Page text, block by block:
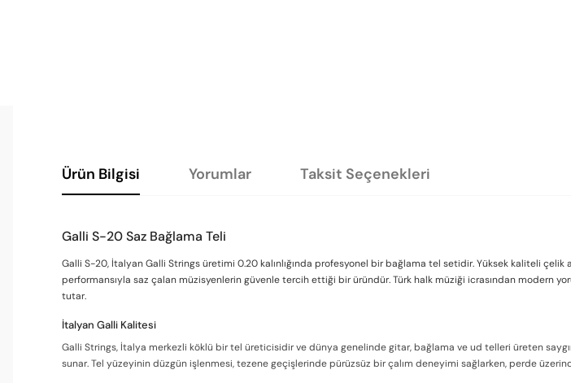
Ürün Bilgisi Yorumlar Taksit Seçenekleri
Galli S-20 Saz Bağlama Teli
Galli S-20, İtalyan Galli Strings üretimi 0.20 kalınlığında profesyonel bir bağlama tel setidir. Yüksek kaliteli
performansıyla saz çalan müzisyenlerin güvenle tercih ettiği bir üründür. Türk halk müziği icrasından modern
tutar.
İtalyan Galli Kalitesi
Galli Strings, İtalya merkezli köklü bir tel üreticisidir ve dünya genelinde gitar, bağlama ve ud telleri üreten
sunar. Tel yüzeyinin düzgün işlenmesi, tezene geçişlerinde pürüzsüz bir çalım deneyimi sağlarken, perde